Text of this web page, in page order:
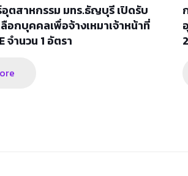
ตสาหกรรม มทร.ธัญบุรี เปิดรับ
กบุคคลเพื่อจ้างเหมาเจ้าหน้าที่
จำนวน 1 อัตรา